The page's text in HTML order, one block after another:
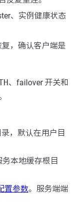
、实例健康状态
，确认客户端是
、failover 开关和
，默认在用户目
务本地缓存根目
置参数。服务端端